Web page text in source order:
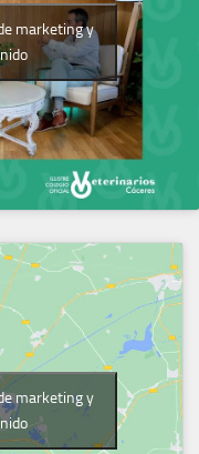
marketing y
marketing y